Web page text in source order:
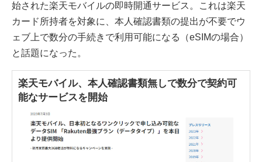
始された楽天モバイルの即時開通サービス。これは楽天
カード所持者を対象に、本人確認書類の提出が不要でウ
ェブ上で数分の手続きで利用可能になる（eSIMの場合）
と話題になった。
楽天モバイル、本人確認書類無しで数分で契約可
能なサービスを開始